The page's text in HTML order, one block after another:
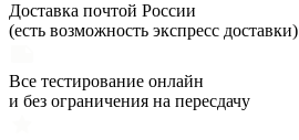
Доставка почтой России
(есть возможность экспресс доставки)
Все тестирование онлайн
и без ограничения на пересдачу